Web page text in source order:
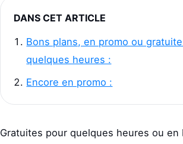
DANS CET ARTICLE
Bons plans, en promo ou
quelques heures :
Encore en promo :
Gratuites pour quelques heures ou en